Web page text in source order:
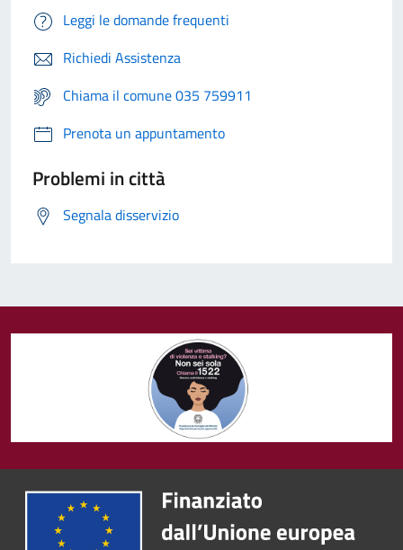
Leggi le domande frequenti
Richiedi Assistenza
Chiama il comune 035 759911
Prenota un appuntamento
Problemi in città
Segnala disservizio